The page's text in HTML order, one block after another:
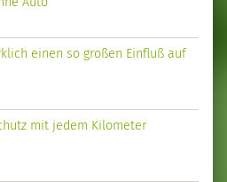
einen so großen Einfluß auf
mit jedem Kilometer